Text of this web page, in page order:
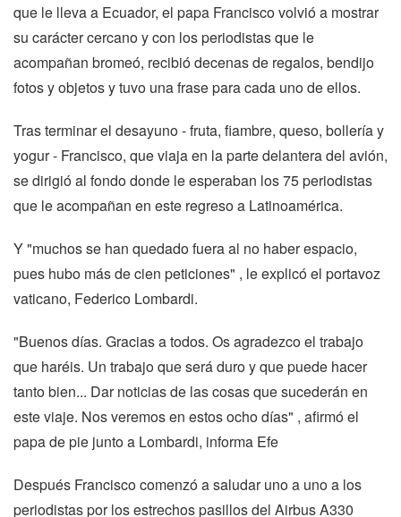
que le lleva a Ecuador, el papa Francisco volvió a mostrar
su carácter cercano y con los periodistas que le
acompañan bromeó, recibió decenas de regalos, bendijo
fotos y objetos y tuvo una frase para cada uno de ellos.
Tras terminar el desayuno - fruta, fiambre, queso, bollería y
yogur - Francisco, que viaja en la parte delantera del avión,
se dirigió al fondo donde le esperaban los 75 periodistas
que le acompañan en este regreso a Latinoamérica.
Y "muchos se han quedado fuera al no haber espacio,
pues hubo más de cien peticiones" , le explicó el portavoz
vaticano, Federico Lombardi.
"Buenos días. Gracias a todos. Os agradezco el trabajo
que haréis. Un trabajo que será duro y que puede hacer
tanto bien... Dar noticias de las cosas que sucederán en
este viaje. Nos veremos en estos ocho días" , afirmó el
papa de pie junto a Lombardi, informa Efe
Después Francisco comenzó a saludar uno a uno a los
periodistas por los estrechos pasillos del Airbus A330